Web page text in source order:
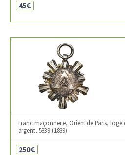
45€
Franc maçonnerie, Orient de Paris, loge
argent, 5839 (1839)
250€